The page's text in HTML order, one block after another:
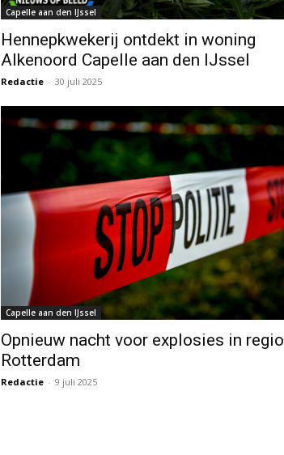
Capelle aan den IJssel
Hennepkwekerij ontdekt in woning
Alkenoord Capelle aan den IJssel
Redactie - 30 juli 2025
Capelle aan den IJssel
Opnieuw nacht voor explosies in regio
Rotterdam
Redactie - 9 juli 2025